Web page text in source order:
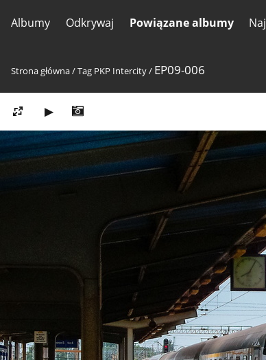
Albumy Odkrywaj Powiązane albumy
Strona główna/Tag PKP Intercity/ EP09-006